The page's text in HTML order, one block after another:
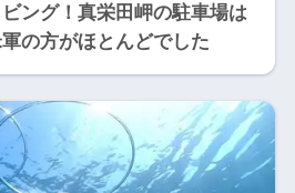
ング！真栄田岬の駐車場は
の方がほとんどでした